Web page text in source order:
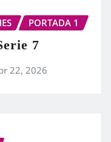
PORTADA 1
7
22, 2026